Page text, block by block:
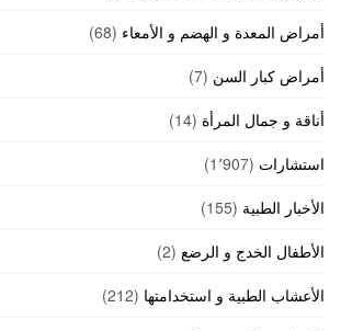
أمراض المعدة و الهضم و الأمعاء (68)
أمراض كبار السن (7)
أناقة و جمال المرأة (14)
استشارات (1٬907)
الأخبار الطبية (155)
الأطفال الخدج و الرضع (2)
الأعشاب الطبية و استخدامتها (212)